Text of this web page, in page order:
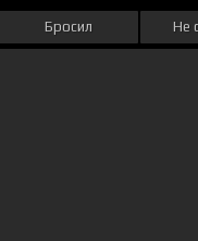
Бросил Не